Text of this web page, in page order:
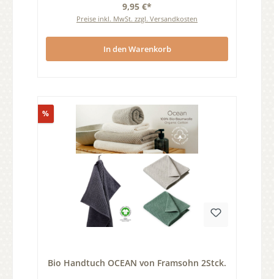
9,95 €*
Preise inkl. MwSt. zzgl. Versandkosten
In den Warenkorb
%Rabatt
Bio Handtuch OCEAN von Framsohn 2Stck.